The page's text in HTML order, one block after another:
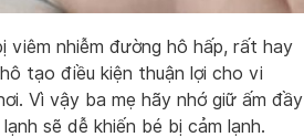
nhiễm đường hô hấp, rất hay
tạo điều kiện thuận lợi cho vi
Vì vậy ba mẹ hãy nhớ giữ ấm đầy
sẽ dễ khiến bé bị cảm lạnh.